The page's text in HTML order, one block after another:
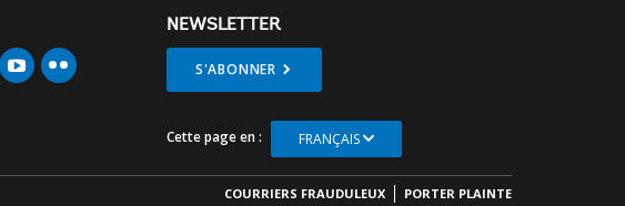
NEWSLETTER
S'ABONNER
Cette page en : FRANÇAIS
COURRIERS FRAUDULEUX PORTER PLAINTE